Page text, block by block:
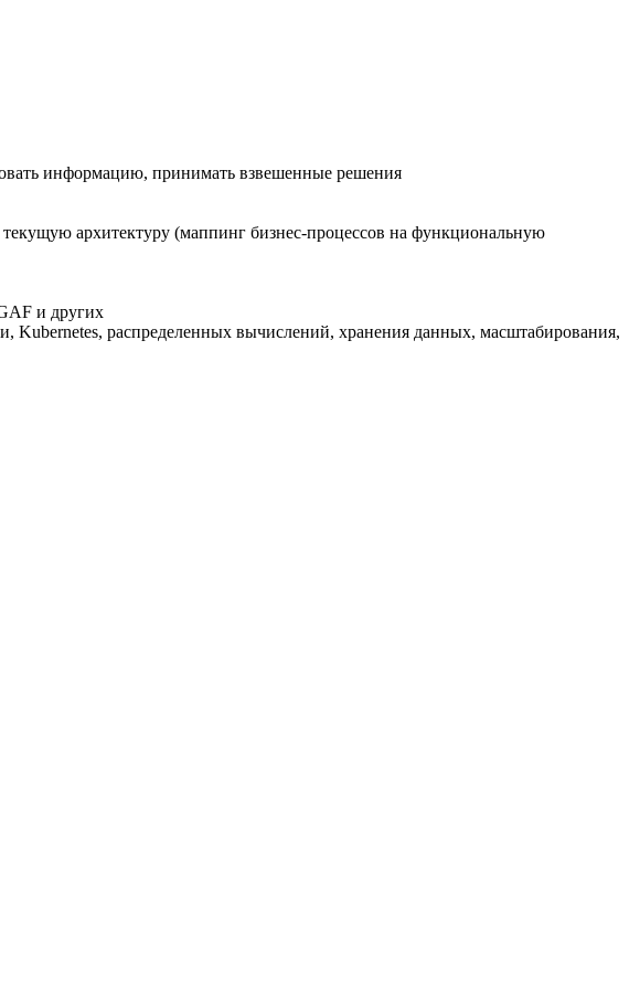
информацию, принимать взвешенные решения
архитектуру (маппинг бизнес-процессов на функциональную
и других
Kubernetes, распределенных вычислений, хранения данных, масштабирования,